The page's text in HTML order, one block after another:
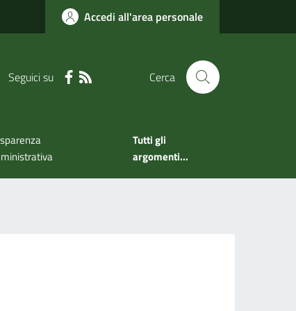
Accedi all'area personale
Seguici su Cerca
Tutti gli
argomenti...